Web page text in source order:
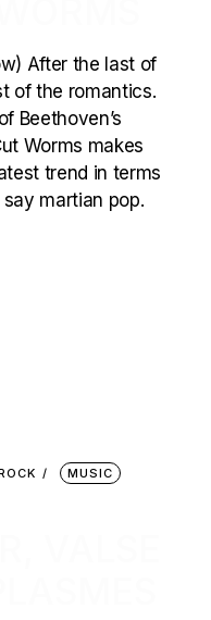
After the last of
of the romantics.
Beethoven’s
Worms makes
trend in terms
martian pop.
MUSIC